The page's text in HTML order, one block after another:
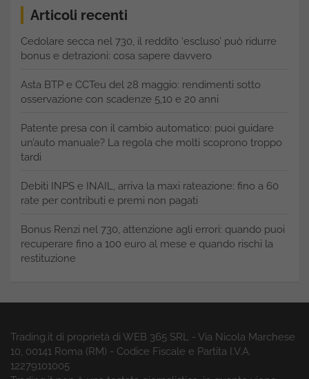
Articoli recenti
Cedolare secca nel 730, il reddito ‘escluso’ può ridurre
bonus e detrazioni: cosa sapere davvero
Asta BTP e CCTeu del 28 maggio: rendimenti sotto
osservazione con scadenze 5,10 e 20 anni
Patente presa con il cambio automatico: puoi guidare
un’auto manuale? La regola che molti scoprono troppo
tardi
Debiti INPS e INAIL, arriva la maxi rateazione: fino a 60
rate per contributi e premi non pagati
Bonus Renzi nel 730, attenzione agli errori: quando puoi
recuperare fino a 100 euro al mese e quando rischi la
restituzione
Trading.it di proprietà di WEB 365 SRL - Via Nicola Marchese
10, 00141 Roma (RM) - Codice Fiscale e Partita I.V.A.
12279101005